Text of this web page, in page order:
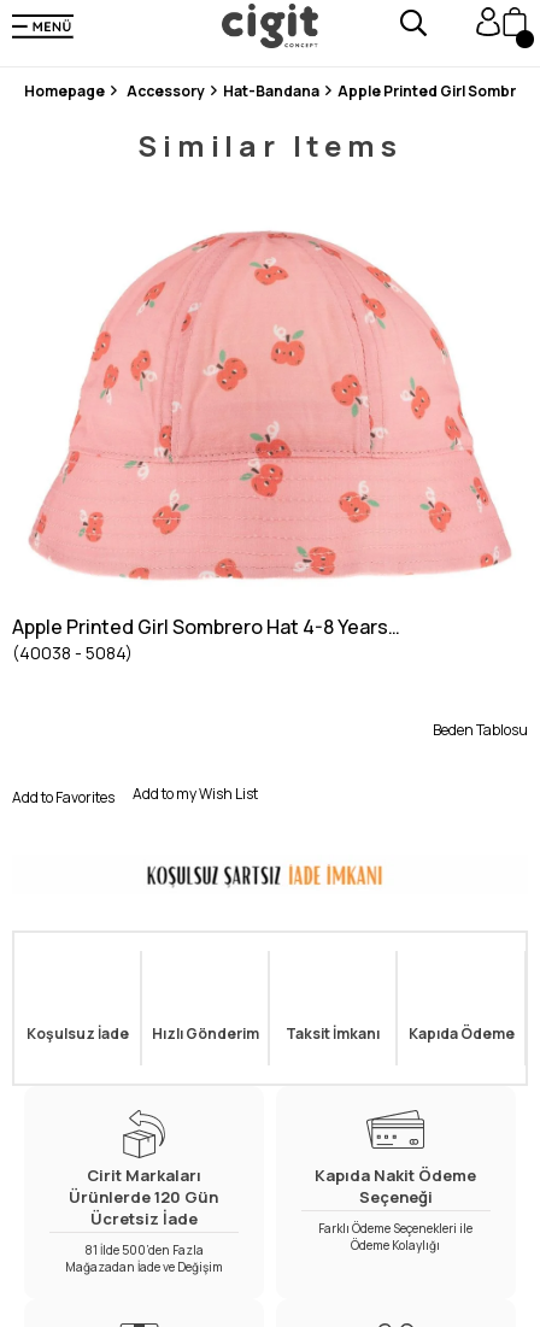
En Uygun Fiyat Garantisi !
300₺ ve Üzeri Alışverişlerde Kargo Ücretsiz !
Homepage Accessory Hat-Bandana Apple Printed Girl
Similar Items
Apple Printed Girl Sombrero Hat 4-8 Years
SALMON
(40038 - 5084)
Beden Tablosu
Add to Favorites Add to my Wish List
Koşulsuz İade Hızlı Gönderim Taksit İmkanı Kapıda Ödeme
Cirit Markaları
Ürünlerde 120 Gün
Ücretsiz İade
81 İlde 500’den Fazla
Mağazadan İade ve Değişim
Kapıda Nakit Ödeme
Seçeneği
Farklı Ödeme Seçenekleri ile
Ödeme Kolaylığı